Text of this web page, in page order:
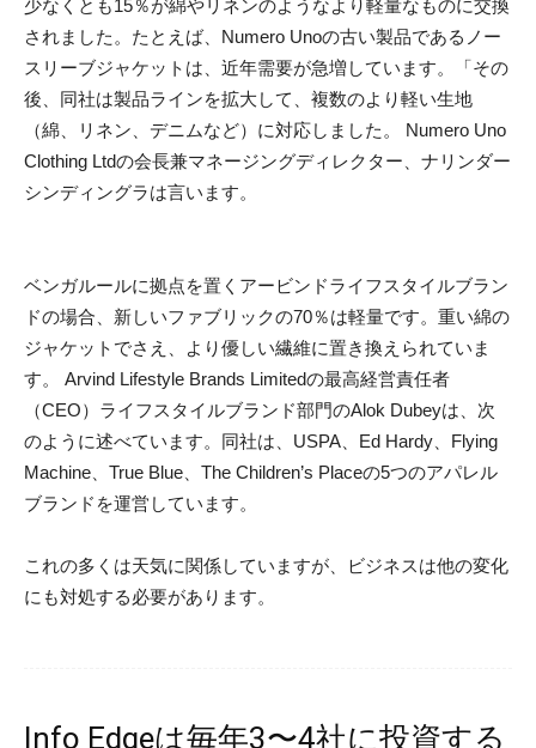
少なくとも15％が綿やリネンのようなより軽量なものに交換
されました。たとえば、Numero Unoの古い製品であるノー
スリーブジャケットは、近年需要が急増しています。「その
後、同社は製品ラインを拡大して、複数のより軽い生地
（綿、リネン、デニムなど）に対応しました。 Numero Uno
Clothing Ltdの会長兼マネージングディレクター、ナリンダー
シンディングラは言います。
ベンガルールに拠点を置くアービンドライフスタイルブラン
ドの場合、新しいファブリックの70％は軽量です。重い綿の
ジャケットでさえ、より優しい繊維に置き換えられていま
す。 Arvind Lifestyle Brands Limitedの最高経営責任者
（CEO）ライフスタイルブランド部門のAlok Dubeyは、次
のように述べています。同社は、USPA、Ed Hardy、Flying
Machine、True Blue、The Children’s Placeの5つのアパレル
ブランドを運営しています。
これの多くは天気に関係していますが、ビジネスは他の変化
にも対処する必要があります。
Info Edgeは毎年3〜4社に投資する